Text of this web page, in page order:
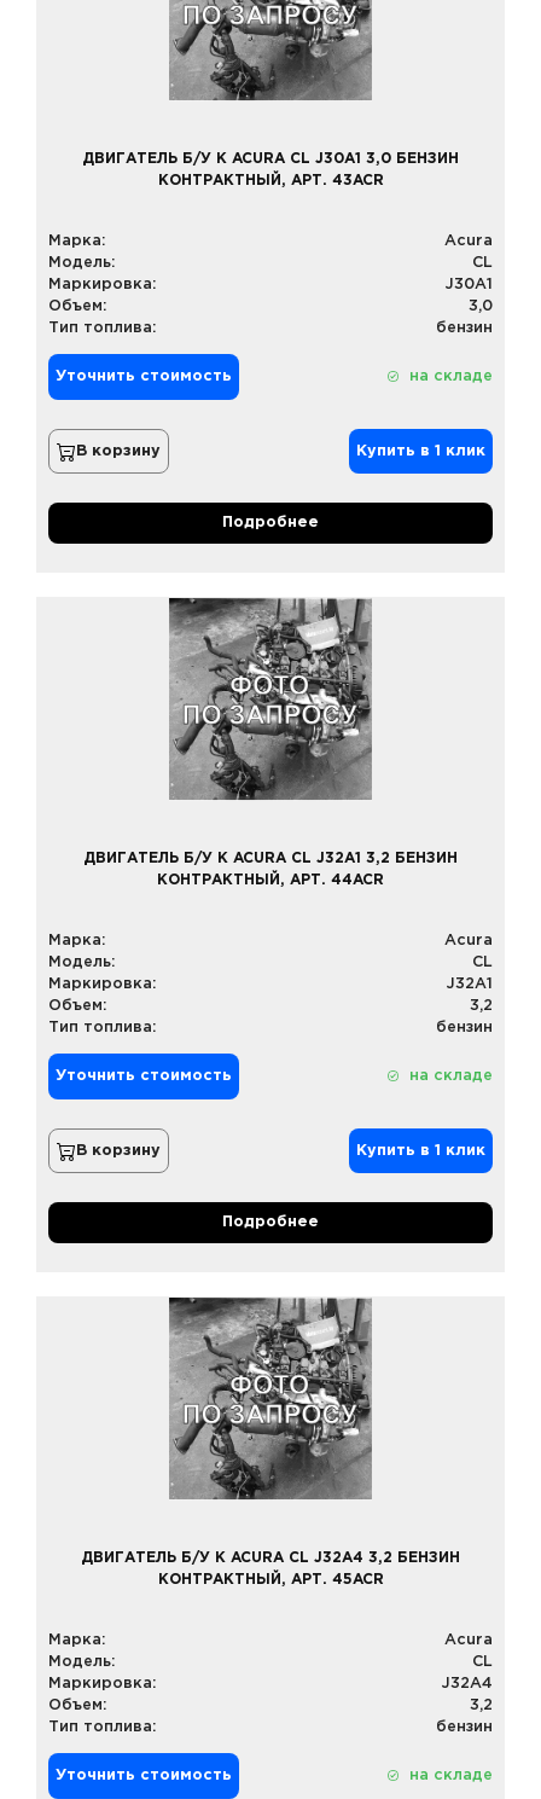
ДВИГАТЕЛЬ Б/У К ACURA CL J30A1 3,0 БЕНЗИН
КОНТРАКТНЫЙ, АРТ. 43ACR
Марка:
Acura
Модель:
CL
Маркировка:
J30A1
Объем:
3,0
Тип топлива:
бензин
Уточнить стоимость на складе
В корзину Купить в 1 клик
Подробнее
ДВИГАТЕЛЬ Б/У К ACURA CL J32A1 3,2 БЕНЗИН
КОНТРАКТНЫЙ, АРТ. 44ACR
Марка:
Acura
Модель:
CL
Маркировка:
J32A1
Объем:
3,2
Тип топлива:
бензин
Уточнить стоимость на складе
В корзину Купить в 1 клик
Подробнее
ДВИГАТЕЛЬ Б/У К ACURA CL J32A4 3,2 БЕНЗИН
КОНТРАКТНЫЙ, АРТ. 45ACR
Марка:
Acura
Модель:
CL
Маркировка:
J32A4
Объем:
3,2
Тип топлива:
бензин
Уточнить стоимость на складе